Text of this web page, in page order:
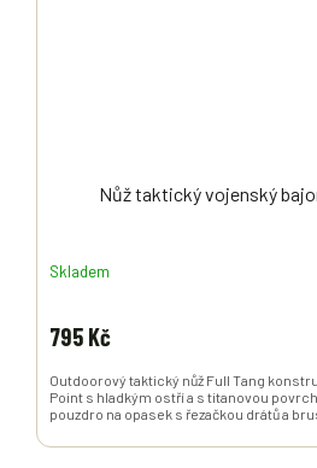
Nůž taktický vojenský
Skladem
795 Kč
Outdoorový taktický nůž Full Tang
Point s hladkým ostří a s titanovou
pouzdro na opasek s řezačkou drátů a